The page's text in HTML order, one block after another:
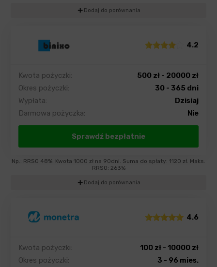
add Dodaj do porównania
4.2
Kwota pożyczki:
500 zł - 20000 zł
Okres pożyczki:
30 - 365 dni
Wypłata:
Dzisiaj
Darmowa pożyczka:
Nie
Sprawdź bezpłatnie
Np.: RRSO 48%. Kwota 1000 zł na 90dni. Suma do spłaty: 1120 zł. Maks.
RRSO: 263%
add Dodaj do porównania
4.6
Kwota pożyczki:
100 zł - 10000 zł
Okres pożyczki:
3 - 96 mies.